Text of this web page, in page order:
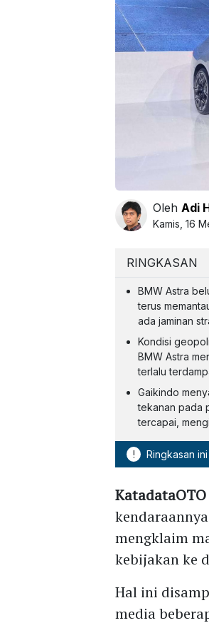
Oleh Adi
Kamis, 16
RINGKASAN
BMW Astra
terus
ada jaminan
Kondisi
BMW Astra
terlalu
Gaikindo
tekanan pada
tercapai,
! Ringkasan
KatadataOTO
mengklaim
kebijakan ke
Hal ini
media